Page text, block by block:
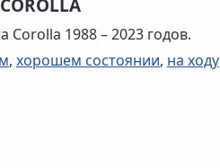
1988 – 2023 годов.
, хорошем состоянии, на ходу